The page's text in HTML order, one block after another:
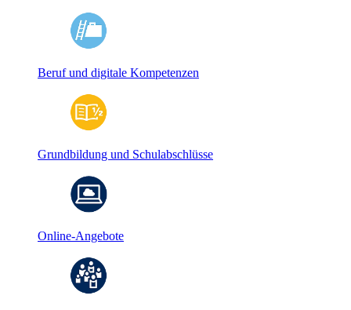
Beruf und digitale Kompetenzen
Grundbildung und Schulabschlüsse
Online-Angebote